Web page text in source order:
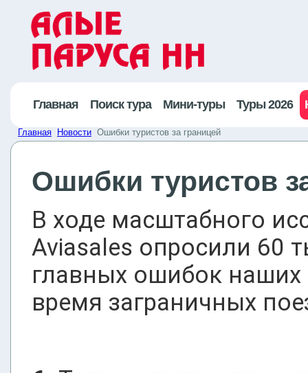
Главная Поиск тура Мини-туры Туры 2026
Главная Новости Ошибки туристов за границей
Ошибки туристов
В ходе масштабного
Aviasales опросили 60
главных ошибок наших
время заграничных